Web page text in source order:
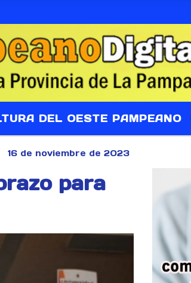
DEL OESTE PAMPEANO
16 de noviembre de 2023
para